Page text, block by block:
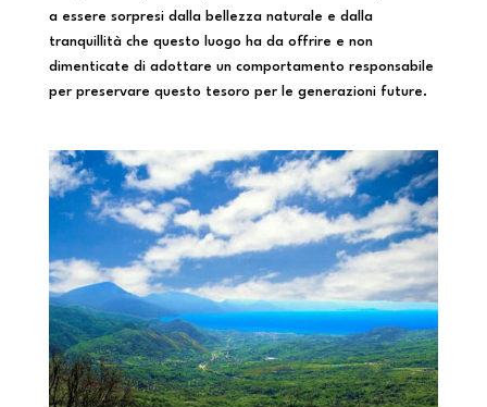
a essere sorpresi dalla bellezza naturale e dalla
tranquillità che questo luogo ha da offrire e non
dimenticate di adottare un comportamento responsabile
per preservare questo tesoro per le generazioni future.